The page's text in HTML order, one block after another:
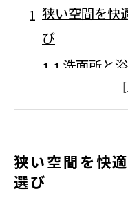
狭い空間を快
び
洗面所と
間を有効
洗面所と
狭い空間を快
選び